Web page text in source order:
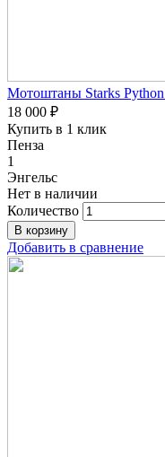
Мотоштаны Starks
18 000 ₽
Купить в 1 клик
Пенза
1
Энгельс
Нет в наличии
Количество
Добавить в сравнение